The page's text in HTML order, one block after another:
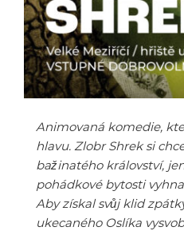
Animovaná komedie,
hlavu. Zlobr Shrek si
bažinatého království,
pohádkové bytosti
Aby získal svůj klid
ukecaného Oslíka